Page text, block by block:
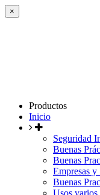
×
Productos
Inicio
Seguridad
Buenas
Buenas
Empresas
Buenas